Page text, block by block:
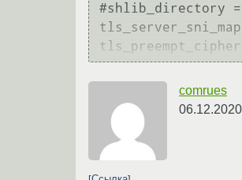
#shlib_directory
comrues